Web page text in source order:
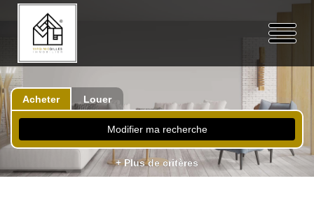
Acheter Louer
Modifier ma recherche
+ Plus de critères